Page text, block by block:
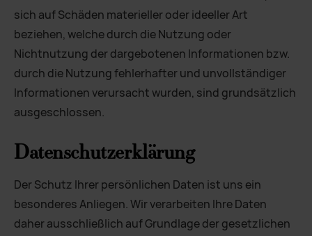
sich auf Schäden materieller oder ideeller Art
beziehen, welche durch die Nutzung oder
Nichtnutzung der dargebotenen Informationen bzw.
durch die Nutzung fehlerhafter und unvollständiger
Informationen verursacht wurden, sind grundsätzlich
ausgeschlossen.
Datenschutzerklärung
Der Schutz Ihrer persönlichen Daten ist uns ein
besonderes Anliegen. Wir verarbeiten Ihre Daten
daher ausschließlich auf Grundlage der gesetzlichen